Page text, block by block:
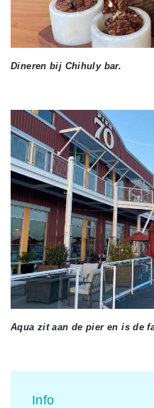
Dineren bij Chihuly bar.
Aqua zit aan de pier en is de
Info